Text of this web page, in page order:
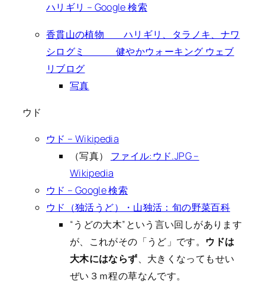
ハリギリ – Google 検索
香貫山の植物 ハリギリ、タラノキ、ナワ
シログミ 健やかウォーキング ウェブ
リブログ
写真
ウド
ウド – Wikipedia
（写真） ファイル:ウド.JPG –
Wikipedia
ウド – Google 検索
ウド（独活うど）・山独活：旬の野菜百科
“うどの大木”という言い回しがあります
が、これがその「うど」です。 ウドは
大木にはならず、大きくなってもせい
ぜい３ｍ程の草なんです。